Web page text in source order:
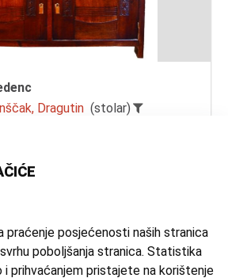
Dragutin (stolar)
20. st.
povijesna zbirka
praćenje posjećenosti naših stranica
poboljšanja stranica. Statistika
i prihvaćanjem pristajete na korištenje